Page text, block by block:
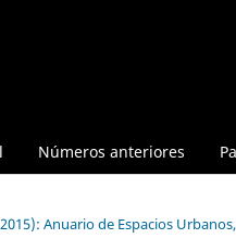
Números anteriores
Anuario de Espacios